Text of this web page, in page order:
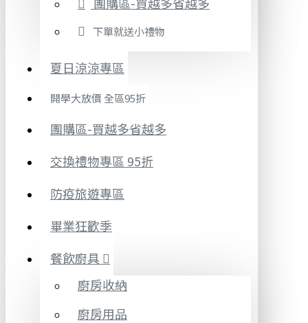
下單就送小禮物
夏日涼涼專區
開學大放價 全區95折
團購區-買越多省越多
交換禮物專區 95折
防疫旅遊專區
畢業狂歡季
餐飲廚具
廚房收納
廚房用品